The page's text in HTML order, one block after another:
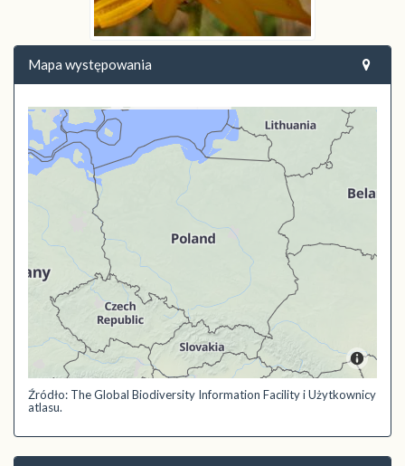
Mapa występowania
Źródło: The Global Biodiversity Information Facility i Użytkownicy
atlasu.